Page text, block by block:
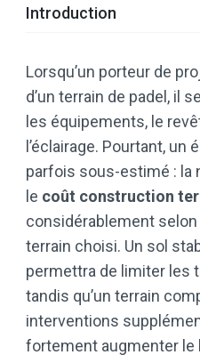
Introduction
Lorsqu’un porteur de
d’un terrain de padel, il
les équipements, le
l’éclairage. Pourtant,
parfois sous-estimé : la
le coût construction
considérablement
terrain choisi. Un sol
permettra de limiter les
tandis qu’un terrain
interventions
fortement augmenter le